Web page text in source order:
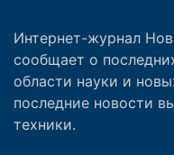
Интернет-журнал
сообщает о
области науки и
последние новости
техники.